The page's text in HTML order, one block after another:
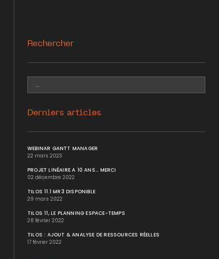
Rechercher
Derniers articles
WEBINAR GANTT MANAGER
22 mars 2023
PROJET LINÉAIRE A 10 ANS... MERCI
02 décembre 2022
TILOS 11.1 MR3 DISPONIBLE
29 mars 2022
TILOS 11, LE PLANNING ESPACE-TEMPS
28 février 2022
TILOS : AJOUT & ANALYSE DE RESSOURCES RÉELLES
17 février 2022